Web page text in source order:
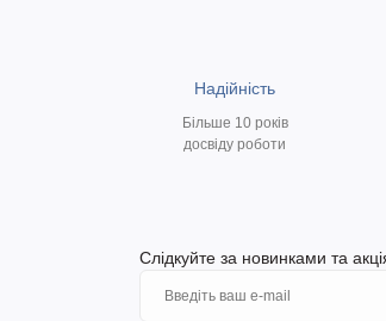
Надійність
Більше 10 років
досвіду роботи
Слідкуйте за новинками та